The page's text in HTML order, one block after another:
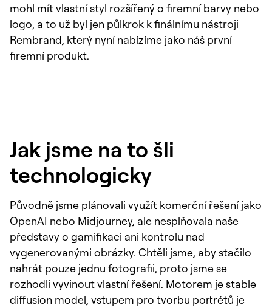
mohl mít vlastní styl rozšířený o firemní barvy nebo
logo, a to už byl jen půlkrok k finálnímu nástroji
Rembrand, který nyní nabízíme jako náš první
firemní produkt.
Jak jsme na to šli
technologicky
Původně jsme plánovali využít komerční řešení jako
OpenAI nebo Midjourney, ale nesplňovala naše
představy o gamifikaci ani kontrolu nad
vygenerovanými obrázky. Chtěli jsme, aby stačilo
nahrát pouze jednu fotografii, proto jsme se
rozhodli vyvinout vlastní řešení. Motorem je stable
diffusion model, vstupem pro tvorbu portrétů je